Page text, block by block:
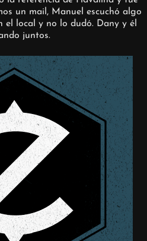
un mail, Manuel escuchó algo
el local y no lo dudó. Dany y él
juntos.